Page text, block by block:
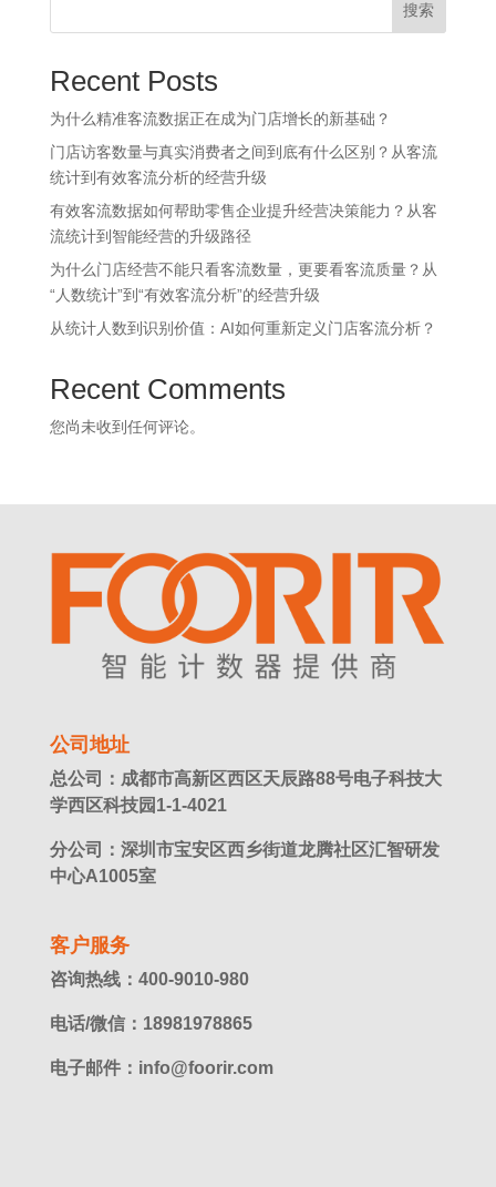
搜索
Recent Posts
为什么精准客流数据正在成为门店增长的新基础？
门店访客数量与真实消费者之间到底有什么区别？从客流
统计到有效客流分析的经营升级
有效客流数据如何帮助零售企业提升经营决策能力？从客
流统计到智能经营的升级路径
为什么门店经营不能只看客流数量，更要看客流质量？从
“人数统计”到“有效客流分析”的经营升级
从统计人数到识别价值：AI如何重新定义门店客流分析？
Recent Comments
您尚未收到任何评论。
公司地址
总公司：成都市高新区西区天辰路88号电子科技大
学西区科技园1-1-4021
分公司：深圳市宝安区西乡街道龙腾社区汇智研发
中心A1005室
客户服务
咨询热线：400-9010-980
电话/微信：18981978865
电子邮件：info@foorir.com